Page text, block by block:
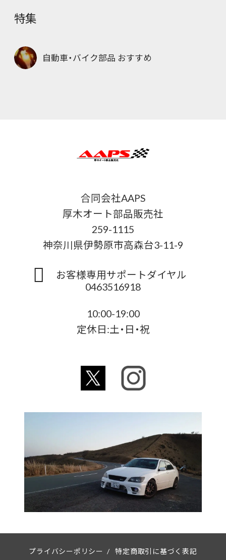
特集
自動車・バイク部品 おすすめ
合同会社AAPS
厚木オート部品販売社
259-1115
神奈川県伊勢原市高森台3-11-9
お客様専用サポートダイヤル
0463516918
10:00-19:00
定休日:土・日・祝
プライバシーポリシー / 特定商取引に基づく表記